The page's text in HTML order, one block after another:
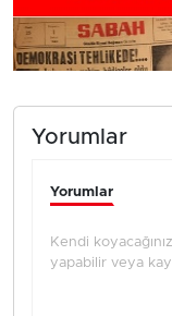
Yorumlar
Yorumlar
Kendi
yapabilir veya